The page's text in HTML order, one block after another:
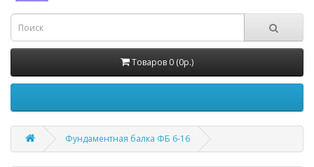
Товаров 0 (0р.)
Фундаментная балка ФБ 6-16